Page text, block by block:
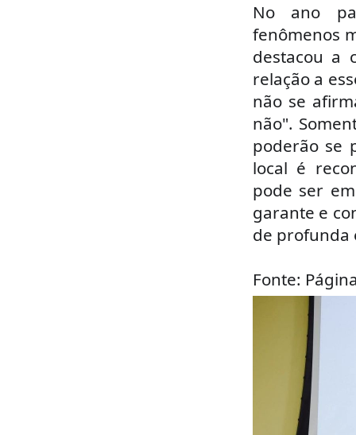
No ano
fenômenos
destacou a
relação a
não se
não".
poderão se
local é
pode ser
garante e
de profunda
Fonte: